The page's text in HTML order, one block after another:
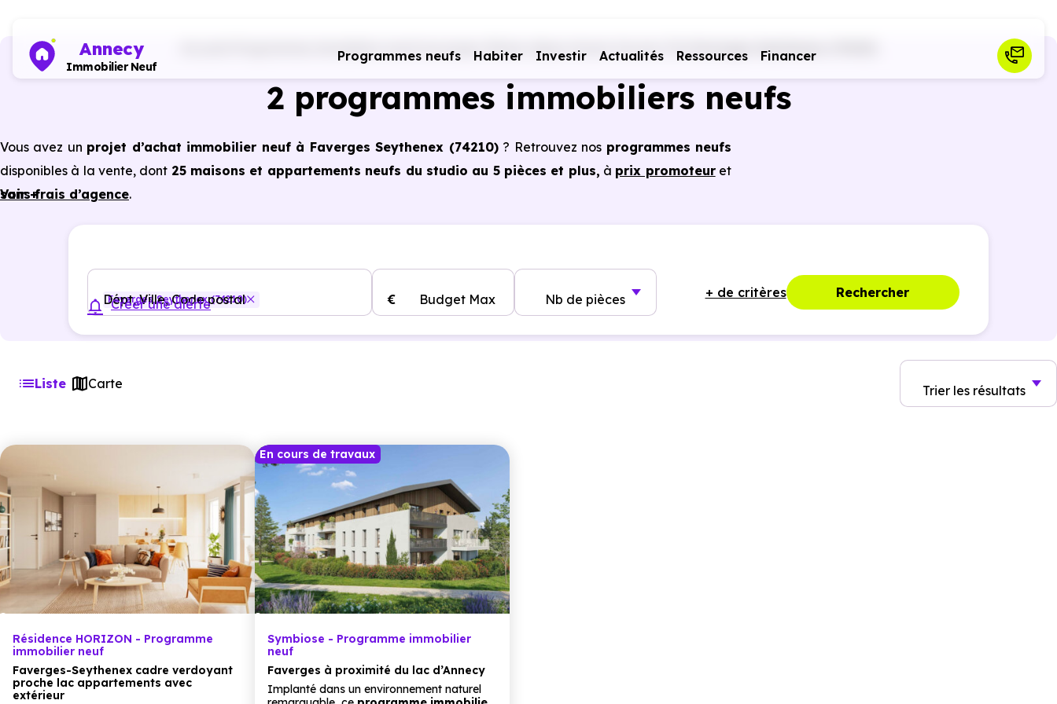
Annecy
Immobilier Neuf
Programmes neufs Habiter Investir Actualités Ressources Financer
Programmes immobiliers neufs Auvergne-Rhône-Alpes Haute-Savoie (74) Faverges Seythenex (74210)
2 programmes immobiliers neufs
Vous avez un projet d’achat immobilier neuf à Faverges Seythenex (74210)? Retrouvez nos programmes neufs
disponibles à la vente, dont 25 maisons et appartements neufs du studio au 5 pièces et plus, à prix promoteuret
sans frais d’agence.
énergétiques, garanties constructeur, etc.
Voir +
Dépt, Ville, Code postal
Faverges Seythenex (74210) Budget Max
€ Nb de pièces + de critères Rechercher
Créer une alerte
Liste Carte Trier les résultats
Résidence HORIZON - Programme
immobilier neuf
Faverges-Seythenex cadre verdoyant
proche lac appartements avec
extérieur
En cours de travaux
Symbiose - Programme immobilier
neuf
Faverges à proximité du lac d’Annecy
Implanté dans un environnement naturel